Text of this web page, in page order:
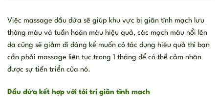
Việc massage dầu dừa sẽ giúp khu vực bị giãn tĩnh mạch lưu
thông máu và tuần hoàn máu hiệu quả, các mạch máu nổi lên
da cũng sẽ giảm đi đáng kể muốn có tác dụng hiệu quả thì bạn
cần phải massage liên tục trong 1 tháng để có thể cảm nhận
được sự tiến triển của nó.
Dầu dừa kết hợp với tỏi trị giãn tĩnh mạch